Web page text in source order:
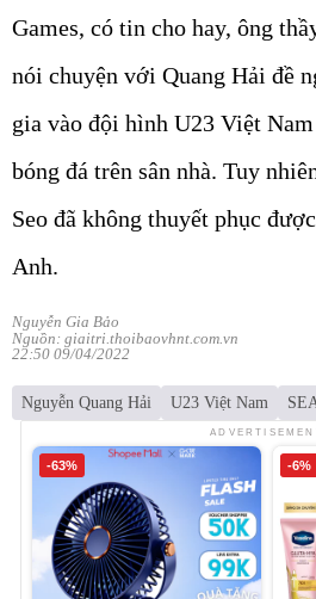
Games, có tin cho hay, ông
nói chuyện với Quang Hải đề
gia vào đội hình U23 Việt
bóng đá trên sân nhà. Tuy
Seo đã không thuyết phục
Anh.
Nguyễn Gia Bảo
Nguồn: giaitri.thoibaovhnt.com.vn
22:50 09/04/2022
Nguyễn Quang Hải U23 Việt Nam
-63% -6%